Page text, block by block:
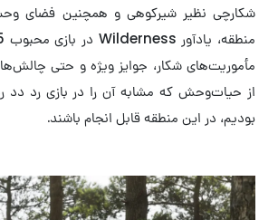
شکارچی نظیر شیرکوهی و همچنین فضای
مأموریت‌های شکار، جوایز ویژه و حتی
بودیم، در این منطقه قابل انجام باشند.